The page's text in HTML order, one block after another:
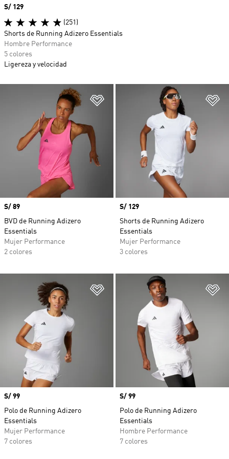
Añadir a la lista de deseos
Precio
S/ 89
BVD de Running Adizero
Essentials
Mujer Performance
2 colores
Precio
S/ 129
Shorts de Running Adizero
Essentials
Mujer Performance
3 colores
Añadir a la lista de deseos
Precio
S/ 99
Polo de Running Adizero
Essentials
Mujer Performance
7 colores
Precio
S/ 99
Polo de Running Adizero
Essentials
Hombre Performance
7 colores
Precio
S/ 129
(251)
Shorts de Running Adizero Essentials
Hombre Performance
5 colores
Ligereza y velocidad